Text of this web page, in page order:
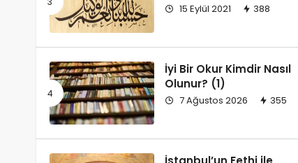
15 Eylül 2021 388
İyi Bir Okur Kimdir Nasıl
Olunur? (1)
7 Ağustos 2026 355